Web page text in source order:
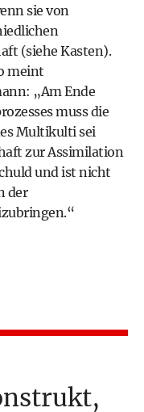
sie von
(siehe Kasten).
meint
„Am Ende
muss die
Multikulti sei
zur Assimilation
und ist nicht
der